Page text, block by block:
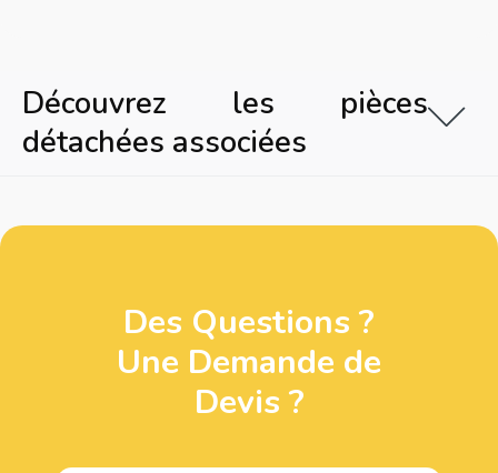
Découvrez les pièces
détachées associées
Des Questions ?
Une Demande de
Devis ?